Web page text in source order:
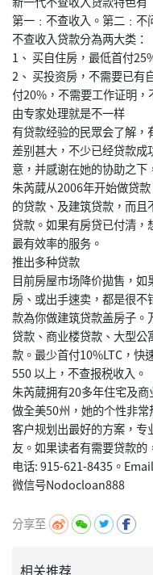
第一﹕不查收入。第二﹕
不查收入贷款分為两大类：
1、 买自住房，最低首付
2、 买投资房，不需要已有
付20%，不需要工作证明，
由专家处理就是不一样
有贷款经验的民眾会了解
差别甚大，不少已经贷款
意，并感谢在她的协助之下
朱芮葳从2006年开始做贷
的贷款、及建筑贷款，而
贷款。如果有房贷已付清
最有效率的服务。
推出多种贷款
目前房屋市场降价拋售，
房、或出手速卖，都是很
款為你做建筑贷款盖房子
贷款、商业楼贷款、大型
款。最少首付10%LTC，快
550 以上，不查报税收入。
朱芮葳拥有20多年住宅及
做全美50州，她的个性非
客户规划出最好的方案，专
友。如果读者有需要贷款的
电话: 915-621-8435。
分享至
相关推荐